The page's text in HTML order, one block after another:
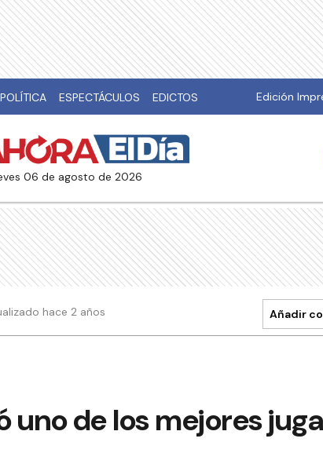
POLÍTICA ESPECTÁCULOS EDICTOS Edición
06 de agosto de 2026
hace 2 años Añadir
uno de los mejores